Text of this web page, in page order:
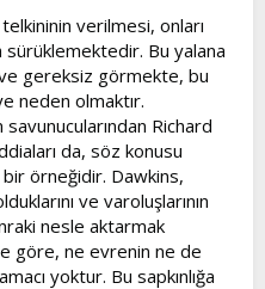
telkininin verilmesi, onları
sürüklemektedir. Bu yalana
ve gereksiz görmekte, bu
neden olmaktır.
Richard
da, söz konusu
bir örneğidir. Dawkins,
ve varoluşlarının
nesle aktarmak
göre, ne evrenin ne de
yoktur. Bu sapkınlığa